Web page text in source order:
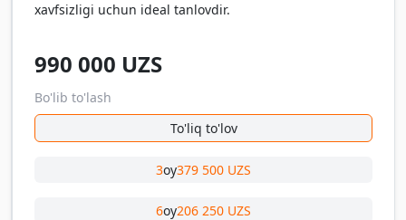
xavfsizligi uchun ideal tanlovdir.
990 000 UZS
Bo'lib to'lash
To'liq to'lov
3oy379 500 UZS
6oy206 250 UZS